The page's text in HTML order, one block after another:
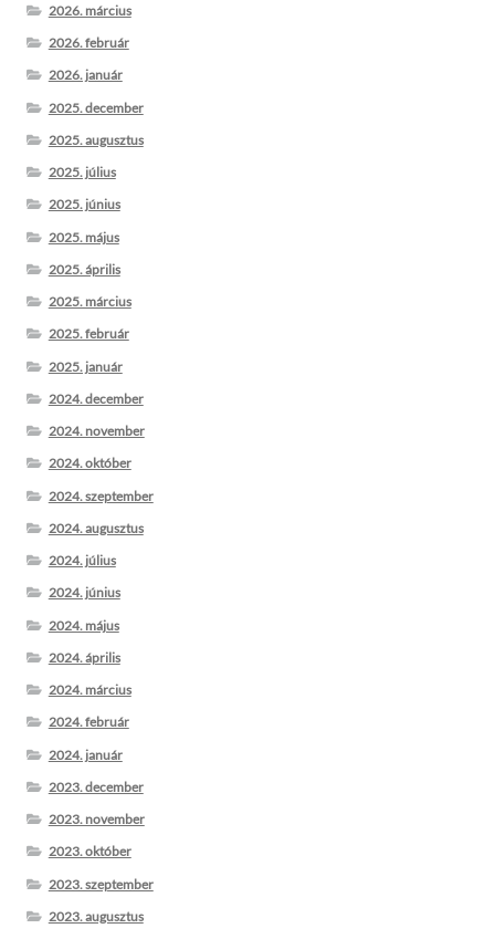
2026. március
2026. február
2026. január
2025. december
2025. augusztus
2025. július
2025. június
2025. május
2025. április
2025. március
2025. február
2025. január
2024. december
2024. november
2024. október
2024. szeptember
2024. augusztus
2024. július
2024. június
2024. május
2024. április
2024. március
2024. február
2024. január
2023. december
2023. november
2023. október
2023. szeptember
2023. augusztus